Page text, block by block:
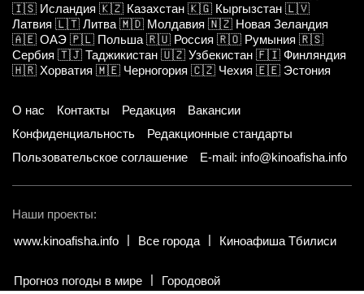
🇮🇸 Исландия 🇰🇿 Казахстан 🇰🇬 Кыргызстан 🇱🇻
Латвия 🇱🇹 Литва 🇲🇩 Молдавия 🇳🇿 Новая Зеландия
🇦🇪 ОАЭ 🇵🇱 Польша 🇷🇺 Россия 🇷🇴 Румыния 🇷🇸
Сербия 🇹🇯 Таджикистан 🇺🇿 Узбекистан 🇫🇮 Финляндия
🇭🇷 Хорватия 🇲🇪 Черногория 🇨🇿 Чехия 🇪🇪 Эстония
О нас Контакты Редакция
Вакансии
Конфиденциальность
Редакционные стандарты
Пользовательское соглашение
E-mail: info@kinoafisha.info
Наши проекты:
www.kinoafisha.info
Все города Киноафиша Тбилиси
Прогноз погоды в мире Городовой